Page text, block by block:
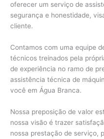
oferecer um serviço de
segurança e honestidade,
cliente.
Contamos com uma equipe
técnicos treinados pela
de experiência no ramo de
assistência técnica de
você em Água Branca.
Nossa preposição de valor
nossa visão é trazer
nossa prestação de serviço,